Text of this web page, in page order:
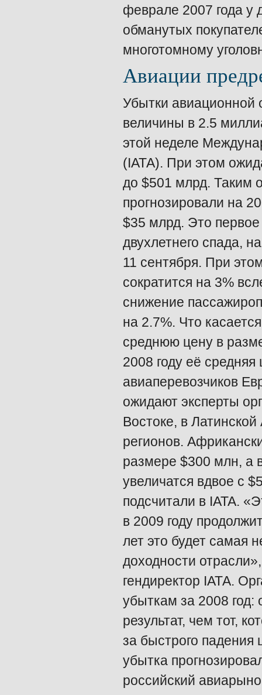
феврале 2007 года
обманутых
многотомному
Авиации
Убытки авиационной
величины в 2.5
этой неделе
(IАТА). При этом
до $501 млрд. Таким
прогнозировали на
$35 млрд. Это
двухлетнего спада,
11 сентября. При
сократится на 3%
снижение
на 2.7%. Что
среднюю цену в
2008 году её
авиаперевозчиков
ожидают эксперты
Востоке, в
регионов.
размере $300 млн, а
увеличатся вдвое с
подсчитали в IATA.
в 2009 году
лет это будет самая
доходности
гендиректор IАТА.
убыткам за 2008 год:
результат, чем тот,
за быстрого падения
убытка
российский